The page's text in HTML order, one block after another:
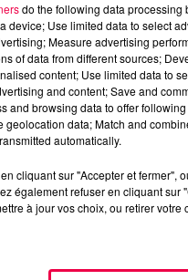
do the following data processing
device; Use limited data to select
Measure advertising
of data from different sources;
content; Use limited data to
and content; Save and
and browsing data to offer
geolocation data; Match and
automatically.
cliquant sur "Accepter et
également refuser en cliquant
à jour vos choix, ou retirer